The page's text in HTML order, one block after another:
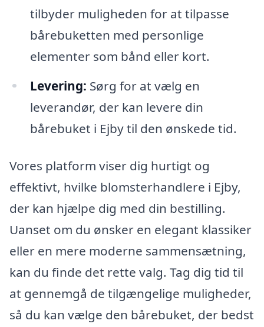
tilbyder muligheden for at tilpasse
bårebuketten med personlige
elementer som bånd eller kort.
Levering: Sørg for at vælg en
leverandør, der kan levere din
bårebuket i Ejby til den ønskede tid.
Vores platform viser dig hurtigt og
effektivt, hvilke blomsterhandlere i Ejby,
der kan hjælpe dig med din bestilling.
Uanset om du ønsker en elegant klassiker
eller en mere moderne sammensætning,
kan du finde det rette valg. Tag dig tid til
at gennemgå de tilgængelige muligheder,
så du kan vælge den bårebuket, der bedst